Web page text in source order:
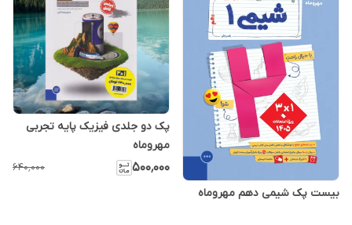
بیست پک شیمی دهم مهروماه
پک دو جلدی فیزیک پایه تجربی
مهروماه
۵۰۰٬۰۰۰ ۶۴۰٬۰۰۰